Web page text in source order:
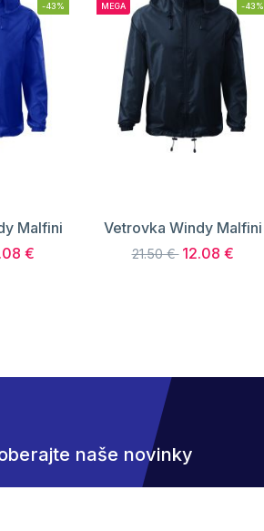
-43%
Malfini
€
MEGA -43%
Vetrovka Windy Malfini
21.50 € 12.08 €
naše novinky